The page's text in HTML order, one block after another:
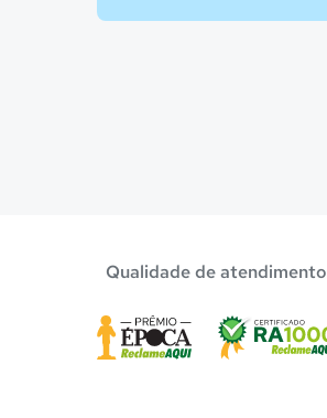
Qualidade de atendimento